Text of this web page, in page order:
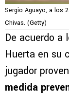
Sergio Aguayo, a los
Chivas. (Getty)
De acuerdo a
Huerta en su
jugador
medida